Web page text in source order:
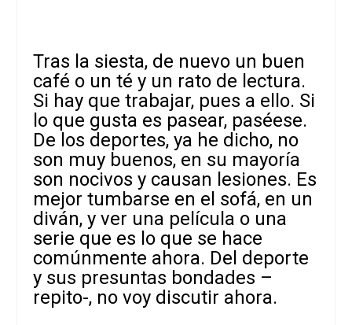
Tras la siesta, de nuevo un buen
café o un té y un rato de lectura.
Si hay que trabajar, pues a ello. Si
lo que gusta es pasear, paséese.
De los deportes, ya he dicho, no
son muy buenos, en su mayoría
son nocivos y causan lesiones. Es
mejor tumbarse en el sofá, en un
diván, y ver una película o una
serie que es lo que se hace
comúnmente ahora. Del deporte
y sus presuntas bondades –
repito-, no voy discutir ahora.